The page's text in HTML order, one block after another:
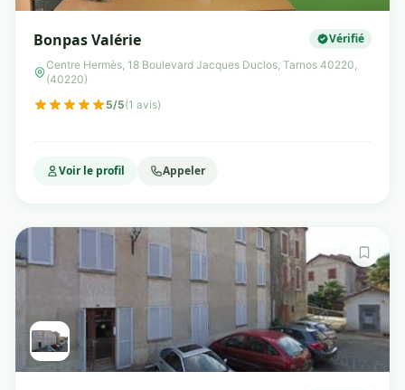
Bonpas Valérie Vérifié
Centre Hermès, 18 Boulevard Jacques Duclos, Tarnos 40220,
(40220)
5/5(1 avis)
Voir le profil Appeler